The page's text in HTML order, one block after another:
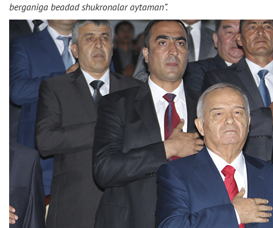
berganiga beadad shukronalar aytaman”.